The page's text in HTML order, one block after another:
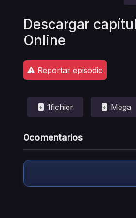
Descargar
Online
Reportar episodio
1fichier Mega
0comentarios